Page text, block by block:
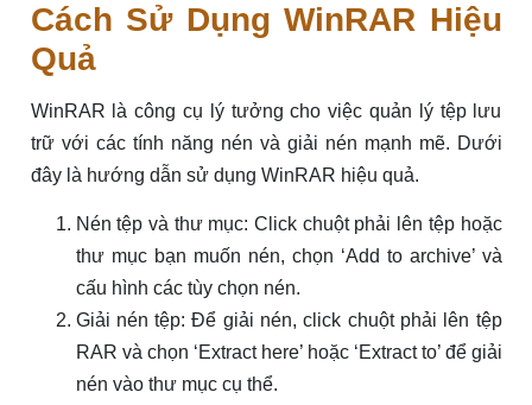
Cách Sử Dụng WinRAR Hiệu
Quả
WinRAR là công cụ lý tưởng cho việc quản lý tệp lưu
trữ với các tính năng nén và giải nén mạnh mẽ. Dưới
đây là hướng dẫn sử dụng WinRAR hiệu quả.
Nén tệp và thư mục: Click chuột phải lên tệp hoặc
thư mục bạn muốn nén, chọn ‘Add to archive’ và
cấu hình các tùy chọn nén.
Giải nén tệp: Để giải nén, click chuột phải lên tệp
RAR và chọn ‘Extract here’ hoặc ‘Extract to’ để giải
nén vào thư mục cụ thể.